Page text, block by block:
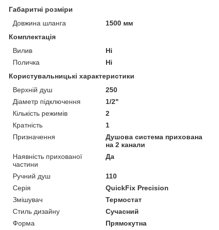
Габаритні розміри
Довжина шланга
1500 мм
Комплектація
Вилив
Ні
Поличка
Ні
Користувальницькі характеристики
Верхній душ
250
Діаметр підключення
1/2"
Кількість режимів
2
Кратність
1
Призначення
Душова система прихована
на 2 канали
Наявність прихованої
частини
Да
Ручний душ
110
Серія
QuickFix Precision
Змішувач
Термостат
Стиль дизайну
Сучасний
Форма
Прямокутна